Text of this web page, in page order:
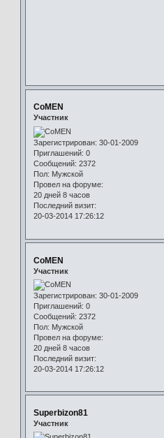
CoMEN
Участник
Зарегистрирован: 30-01-2009
Приглашений: 0
Сообщений: 2372
Пол: Мужской
Провел на форуме:
20 дней 8 часов
Последний визит:
20-03-2014 17:26:12
CoMEN
Участник
Зарегистрирован: 30-01-2009
Приглашений: 0
Сообщений: 2372
Пол: Мужской
Провел на форуме:
20 дней 8 часов
Последний визит:
20-03-2014 17:26:12
Superbizon81
Участник